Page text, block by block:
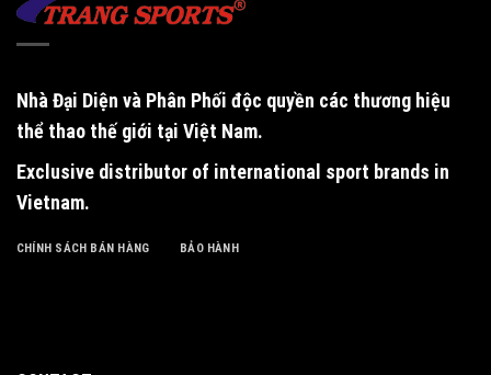
Nhà Đại Diện và Phân Phối độc quyền các thương hiệu
thể thao thế giới tại Việt Nam.
Exclusive distributor of international sport brands in
Vietnam.
CHÍNH SÁCH BÁN HÀNG BẢO HÀNH